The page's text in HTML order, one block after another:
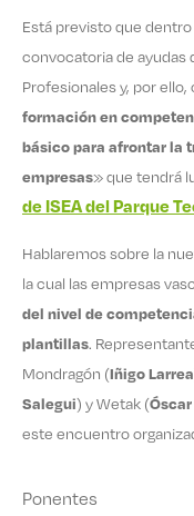
Está previsto que
convocatoria de ayudas
Profesionales y, por ello,
formación en
básico para afrontar la
empresas» que tendrá
de ISEA del Parque
Hablaremos sobre la
la cual las empresas
del nivel de
plantillas.
Mondragón (Iñigo Larrea
Salegui) y Wetak (
este encuentro
Ponentes